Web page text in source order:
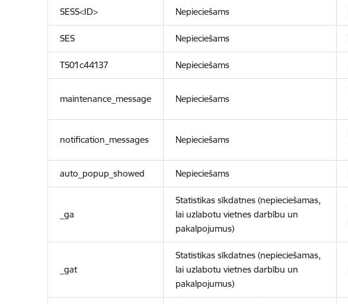
SESS<ID> Nepieciešams
SES Nepieciešams
TS01c44137 Nepieciešams
maintenance_message Nepieciešams
notification_messages Nepieciešams
auto_popup_showed Nepieciešams
_ga
Statistikas sīkdatnes (nepieciešamas,
lai uzlabotu vietnes darbību un
pakalpojumus)
_gat
Statistikas sīkdatnes (nepieciešamas,
lai uzlabotu vietnes darbību un
pakalpojumus)